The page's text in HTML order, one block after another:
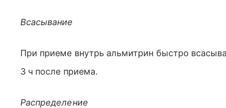
Всасывание
При приеме внутрь альмитрин быстро
3 ч после приема.
Распределение